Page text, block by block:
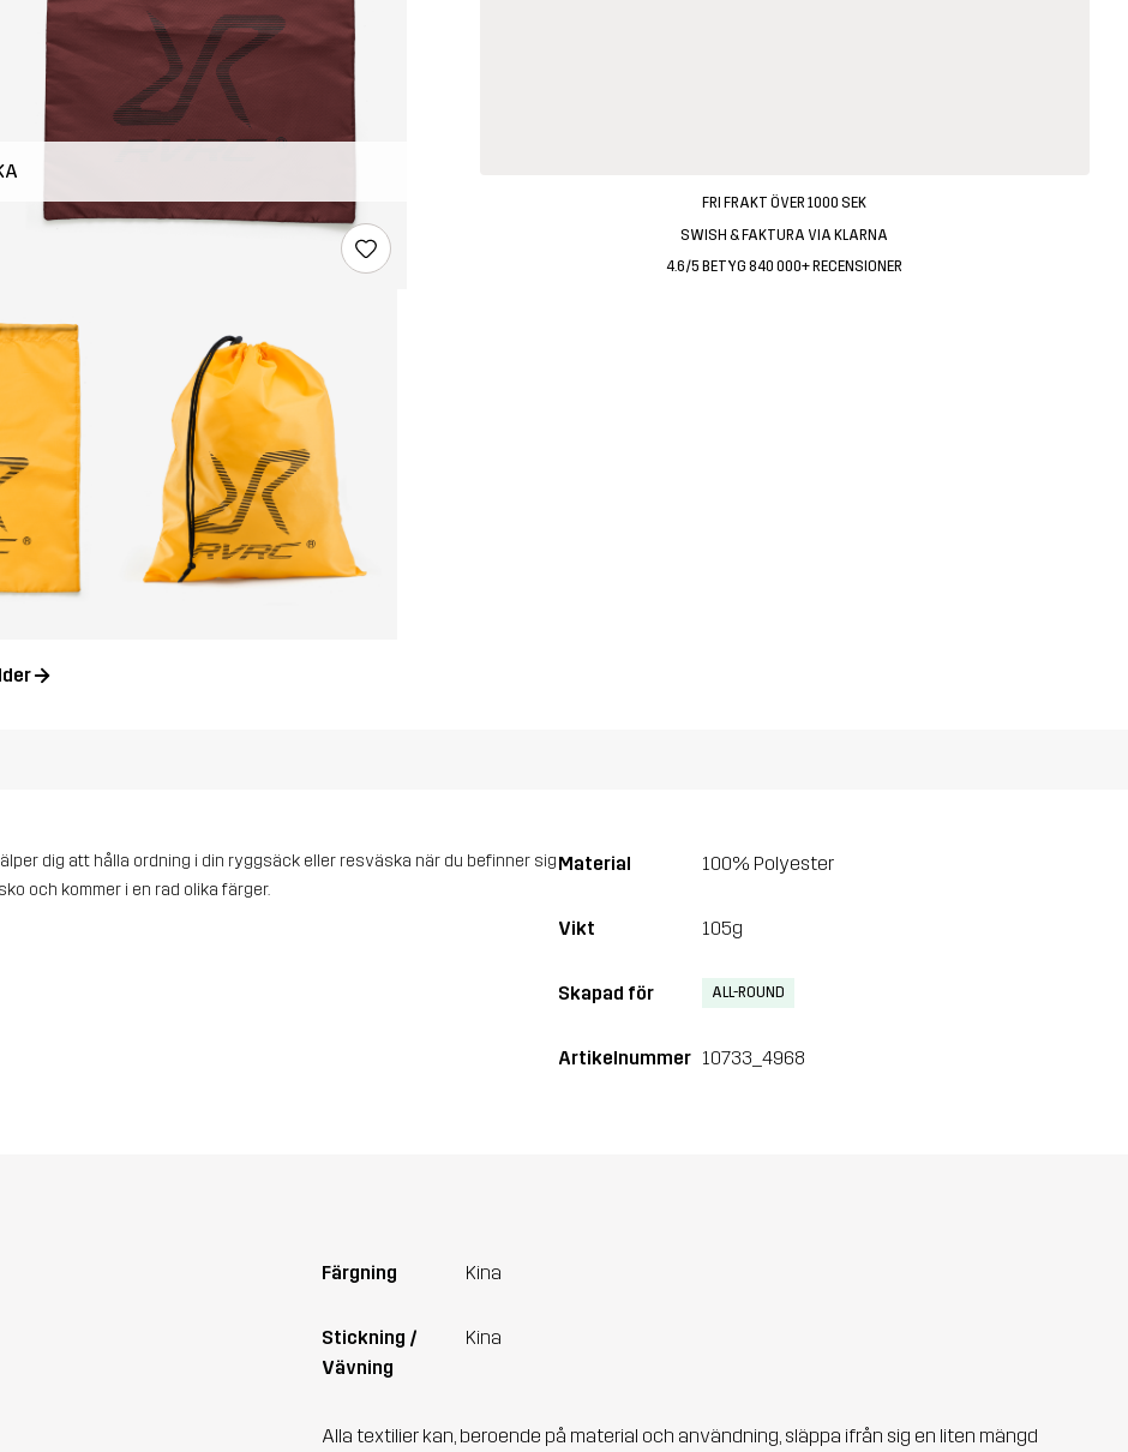
FRI FRAKT ÖVER 1000 SEK
SWISH & FAKTURA VIA KLARNA
4.6/5 BETYG 840 000+ RECENSIONER
dig att hålla ordning i din ryggsäck eller resväska när du befinner sig
och kommer i en rad olika färger.
Material 100% Polyester
Vikt 105g
Skapad för ALL-ROUND
Artikelnummer 10733_4968
Färgning Kina
Stickning /
Vävning
Kina
Alla textilier kan, beroende på material och användning, släppa ifrån sig en liten mängd